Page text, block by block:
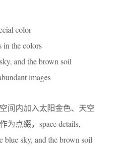
color
in the colors
and the brown soil
images
间内加入太阳金色、天空
为点缀，space details,
blue sky, and the brown soil